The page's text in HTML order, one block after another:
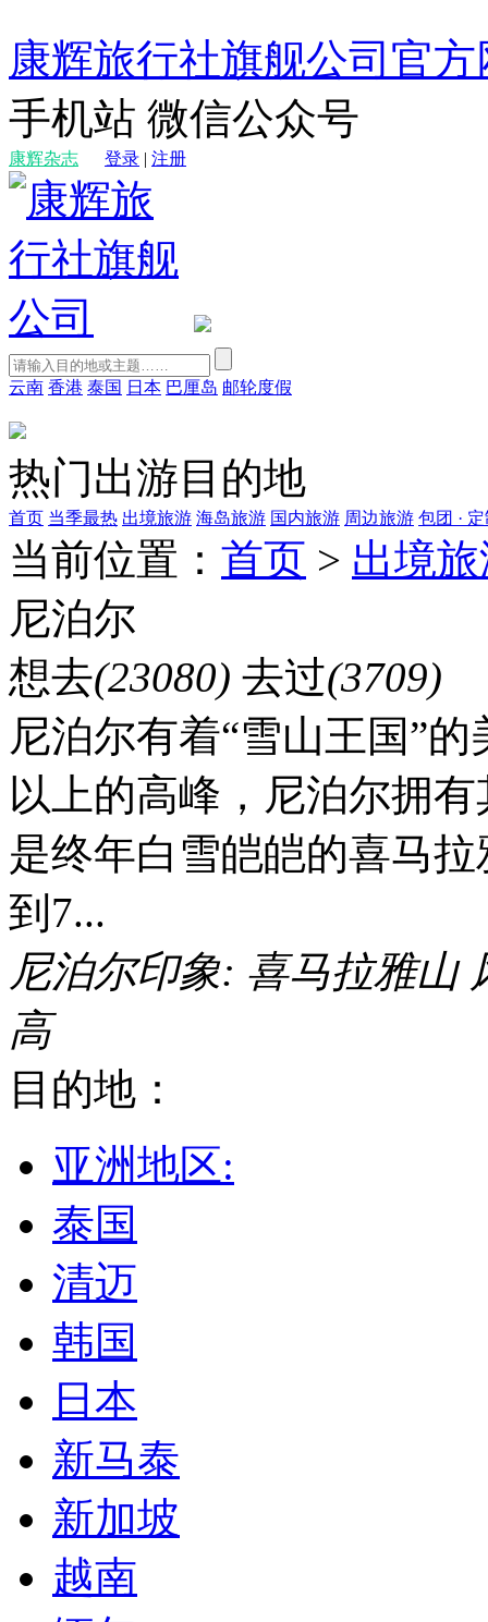
康辉旅行社旗舰公司官方
手机站 微信公众号
康辉杂志 登录 | 注册
云南 香港 泰国 日本 巴厘岛 邮轮度假
热门出游目的地
首页 当季最热 出境旅游 海岛旅游 国内旅游 周边旅游 包团 ·
当前位置： 首页 > 出境
尼泊尔
想去(23080) 去过(3709)
尼泊尔有着“雪山王国”
以上的高峰，尼泊尔拥
是终年白雪皑皑的喜马
到7...
尼泊尔印象: 喜马拉雅山
高
目的地：
亚洲地区:
泰国
清迈
韩国
日本
新马泰
新加坡
越南